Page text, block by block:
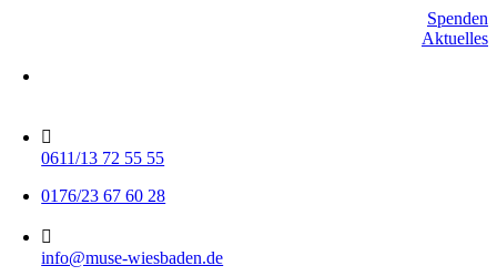
Spenden
Aktuelles
0611/13 72 55 55
0176/23 67 60 28
info@muse-wiesbaden.de